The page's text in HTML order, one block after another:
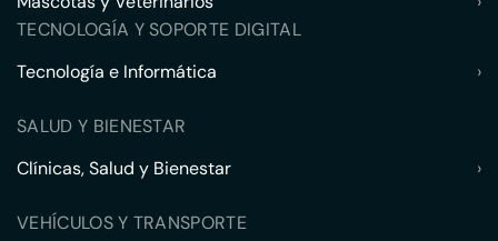
TECNOLOGÍA Y SOPORTE DIGITAL
Tecnología e Informática
›
SALUD Y BIENESTAR
Clínicas, Salud y Bienestar
›
VEHÍCULOS Y TRANSPORTE